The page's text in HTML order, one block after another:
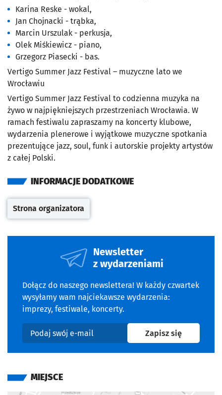
Karina Reske - wokal,
Jan Chojnacki - trąbka,
Marcin Urszulak - perkusja,
Olek Miśkiewicz - piano,
Grzegorz Piasecki - bas.
Vertigo Summer Jazz Festival – muzyczne lato we
Wrocławiu
Vertigo Summer Jazz Festival to codzienna muzyka na
żywo w najpiękniejszych przestrzeniach Wrocławia. W
ramach festiwalu zapraszamy na koncerty klubowe,
wydarzenia plenerowe i wyjątkowe muzyczne spotkania
prezentujące jazz, soul, funk i autorskie projekty artystów
z całej Polski.
INFORMACJE DODATKOWE
Otwiera się w nowej karcie
Strona organizatora
Newsletter
z wydarzeniami
Dołącz do naszego newslettera! W każdy czwartek
wysyłamy wam najciekawsze wydarzenia:
imprezy, festiwale, koncerty.
Podaj swój e-mail
Zapisz sięna
MIEJSCE